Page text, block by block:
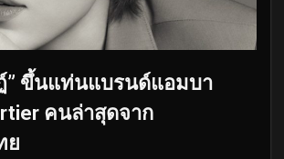
” ขึ้นแท่นแบรนด์แอมบา
คนล่าสุดจาก
ย